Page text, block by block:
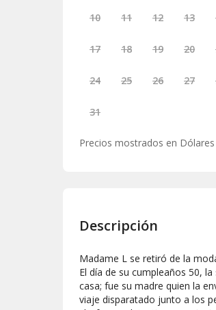
10 11 12 13
17 18 19 20
24 25 26 27
31
Precios mostrados en
Descripción
Madame L se retiró de la
El día de su cumpleaños 50,
casa; fue su madre quien la
viaje disparatado junto a los